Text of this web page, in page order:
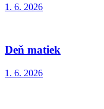
1. 6. 2026
Deň matiek
1. 6. 2026